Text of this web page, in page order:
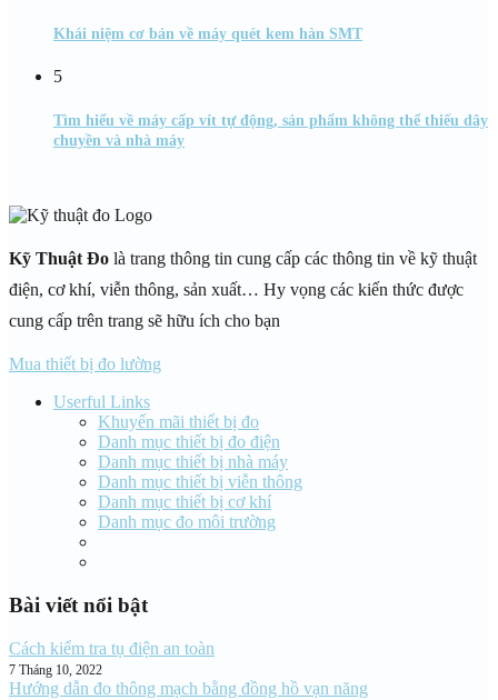
Khái niệm cơ bản về máy quét kem hàn SMT
5
Tìm hiểu về máy cấp vít tự động, sản phẩm không thể thiếu dây
chuyền và nhà máy
Kỹ Thuật Đo là trang thông tin cung cấp các thông tin về kỹ thuật
điện, cơ khí, viễn thông, sản xuất… Hy vọng các kiến thức được
cung cấp trên trang sẽ hữu ích cho bạn
Mua thiết bị đo lường
Userful Links
Khuyến mãi thiết bị đo
Danh mục thiết bị đo điện
Danh mục thiết bị nhà máy
Danh mục thiết bị viễn thông
Danh mục thiết bị cơ khí
Danh mục đo môi trường
Bài viết nổi bật
Cách kiểm tra tụ điện an toàn
7 Tháng 10, 2022
Hướng dẫn đo thông mạch bằng đồng hồ vạn năng